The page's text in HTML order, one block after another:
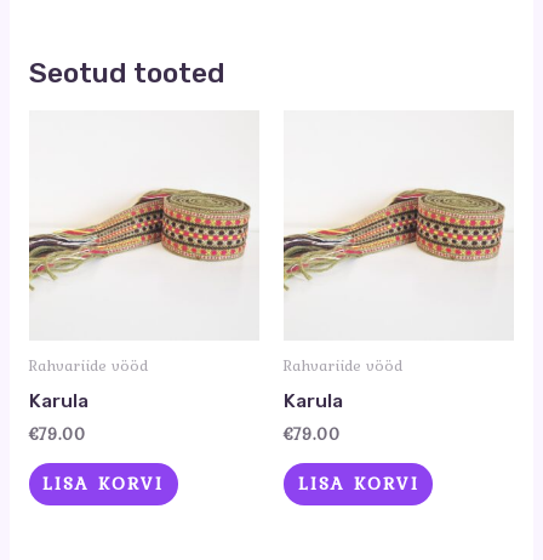
Seotud tooted
Rahvariide vööd
Karula
€79.00
LISA KORVI
Rahvariide vööd
Karula
€79.00
LISA KORVI